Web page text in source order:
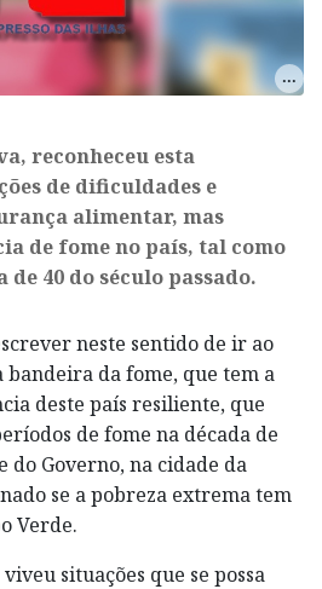
reconheceu esta
de dificuldades e
alimentar, mas
de fome no país, tal como
de 40 do século passado.
neste sentido de ir ao
da fome, que tem a
deste país resiliente, que
de fome na década de
do Governo, na cidade da
se a pobreza extrema tem
Verde.
situações que se possa